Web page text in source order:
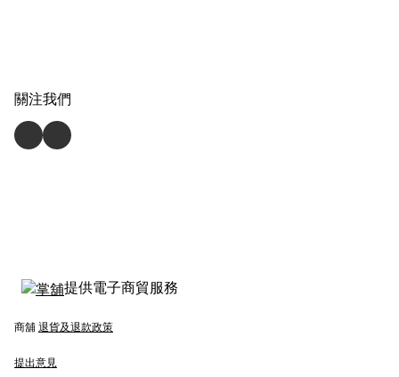
關注我們
提供電子商貿服務
商舖 退貨及退款政策
提出意見